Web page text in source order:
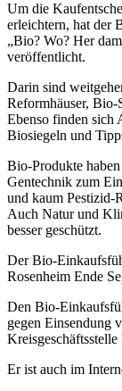
Um die
erleichtern, hat der
„Bio? Wo? Her
veröffentlicht.
Darin sind
Reformhäuser,
Ebenso finden sich
Biosiegeln und
Bio-Produkte
Gentechnik zum
und kaum Pestizid-
Auch Natur und
besser geschützt.
Der Bio-
Rosenheim Ende
Den Bio-
gegen Einsendung
Er ist auch im